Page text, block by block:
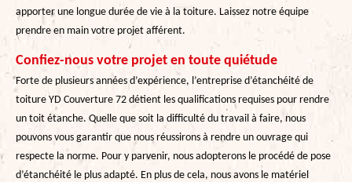
apporter une longue durée de vie à la toiture. Laissez notre équipe
prendre en main votre projet afférent.
Confiez-nous votre projet en toute quiétude
Forte de plusieurs années d’expérience, l’entreprise d’étanchéité de
toiture YD Couverture 72 détient les qualifications requises pour rendre
un toit étanche. Quelle que soit la difficulté du travail à faire, nous
pouvons vous garantir que nous réussirons à rendre un ouvrage qui
respecte la norme. Pour y parvenir, nous adopterons le procédé de pose
d’étanchéité le plus adapté. En plus de cela, nous avons le matériel